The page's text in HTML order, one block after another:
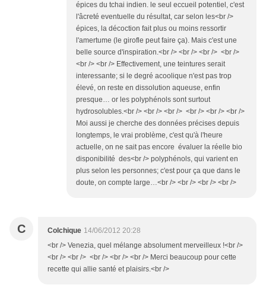
épices du tchai indien. le seul eccueil potentiel, c'est
l'âcreté eventuelle du résultat, car selon les<br />
épices, la décoction fait plus ou moins ressortir
l'amertume (le girofle peut faire ça). Mais c'est une
belle source d'inspiration.<br /> <br /> <br /> <br />
<br /> <br /> Effectivement, une teintures serait
interessante; si le degré acoolique n'est pas trop
élevé, on reste en dissolution aqueuse, enfin
presque… or les polyphénols sont surtout
hydrosolubles.<br /> <br /> <br /> <br /> <br /> <br />
Moi aussi je cherche des données précises depuis
longtemps, le vrai problème, c'est qu'à l'heure
actuelle, on ne sait pas encore évaluer la réelle bio
disponibilité des<br /> polyphénols, qui varient en
plus selon les personnes; c'est pour ça que dans le
doute, on compte large…<br /> <br /> <br /> <br />
C Colchique 14/06/2012 20:28
<br /> Venezia, quel mélange absolument merveilleux !<br />
<br /> <br /> <br /> <br /> <br /> Merci beaucoup pour cette
recette qui allie santé et plaisirs.<br />